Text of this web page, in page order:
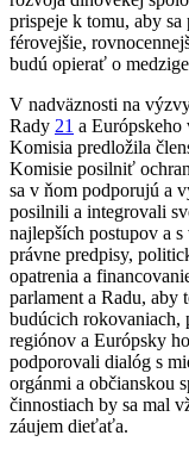
prispeje k tomu, aby sa
férovejšie,
budú opierať o
V nadväznosti na
Rady 21 a
Komisia predložila
Komisie posilniť
sa v ňom podporujú a
posilnili a integrovali
najlepších postupov a
právne predpisy,
opatrenia a
parlament a Radu,
budúcich rokovaniach,
regiónov a Európsky
podporovali dialóg s
orgánmi a občianskou
činnostiach by sa mal
záujem dieťaťa.